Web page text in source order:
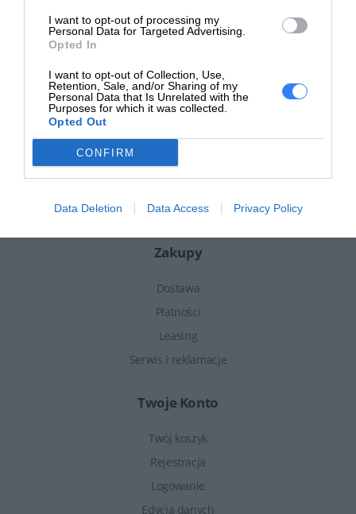
I want to opt-out of processing my
Personal Data for Targeted Advertising.
Opted In
I want to opt-out of Collection, Use,
Retention, Sale, and/or Sharing of my
Personal Data that Is Unrelated with the
Purposes for which it was collected.
Opted Out
CONFIRM
Data Deletion Data Access Privacy Policy
Informacje
Aktualności
Pomoc i FAQ
Polityka prywatności
Zakupy
Dostawa
Płatności
Leasing
Serwis i reklamacje
Twoje Konto
Twój koszyk
Rejestracja
Logowanie
Edycja danych